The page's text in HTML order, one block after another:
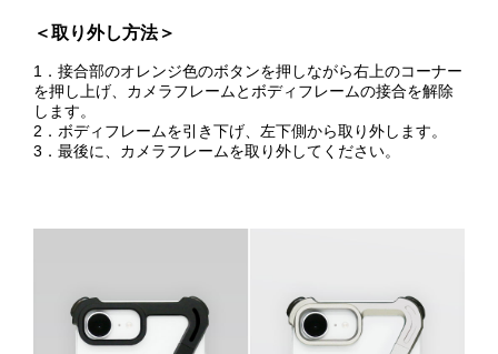
＜取り外し方法＞
1．接合部のオレンジ色のボタンを押しながら右上のコーナー
を押し上げ、カメラフレームとボディフレームの接合を解除
します。
2．ボディフレームを引き下げ、左下側から取り外します。
3．最後に、カメラフレームを取り外してください。